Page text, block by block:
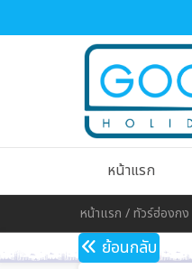
หน้าแรก
หน้าแรก /ทัวร์ฮ่องกง
ย้อนกลับ